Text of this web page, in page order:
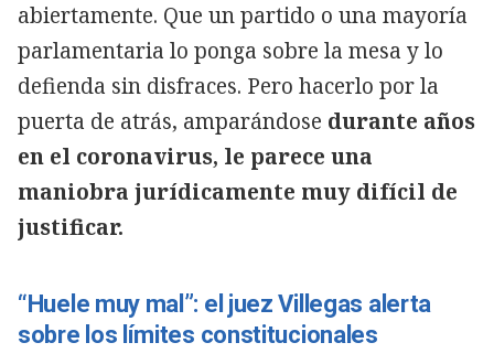
abiertamente. Que un partido o una mayoría
parlamentaria lo ponga sobre la mesa y lo
defienda sin disfraces. Pero hacerlo por la
puerta de atrás, amparándose durante años
en el coronavirus, le parece una
maniobra jurídicamente muy difícil de
justificar.
“Huele muy mal”: el juez Villegas alerta
sobre los límites constitucionales